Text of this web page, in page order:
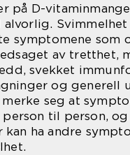
på D-
symptomene som
av tretthet,
svekket
og generell
seg at
til person, og
kan ha andre